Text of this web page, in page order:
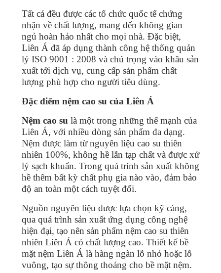
Tất cả đều được các tổ chức quốc tế chứng
nhận về chất lượng, mang đến không gian
ngủ hoàn hảo nhất cho mọi nhà. Đặc biệt,
Liên Á đã áp dụng thành công hệ thống quản
lý ISO 9001 : 2008 và chú trọng vào khâu sản
xuất tới dịch vụ, cung cấp sản phẩm chất
lượng phù hợp cho người tiêu dùng.
Đặc điểm nệm cao su của Liên Á
Nệm cao su là một trong những thế mạnh của
Liên Á, với nhiều dòng sản phẩm đa dạng.
Nệm được làm từ nguyên liệu cao su thiên
nhiên 100%, không hề lẫn tạp chất và được xử
lý sạch khuẩn. Trong quá trình sản xuất không
hề thêm bất kỳ chất phụ gia nào vào, đảm bảo
độ an toàn một cách tuyệt đối.
Nguồn nguyên liệu được lựa chọn kỹ càng,
qua quá trình sản xuất ứng dụng công nghệ
hiện đại, tạo nên sản phẩm nệm cao su thiên
nhiên Liên Á có chất lượng cao. Thiết kế bề
mặt nệm Liên Á là hàng ngàn lỗ nhỏ hoặc lỗ
vuông, tạo sự thông thoáng cho bề mặt nệm.